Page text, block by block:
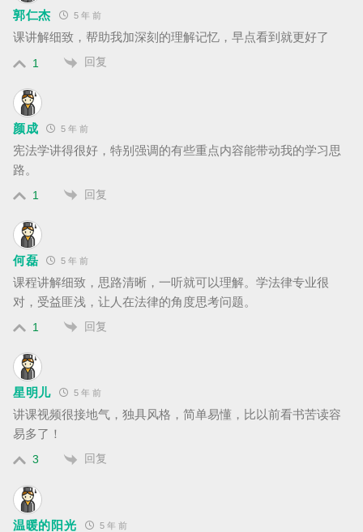
郭仁杰 5 年 前
课讲解细致，帮助我加深刻的理解记忆，早点看到就更好了
1 回复
颜成 5 年 前
宪法学讲得很好，特别强调的有些重点内容能带动我的学习思
路。
1 回复
何磊 5 年 前
课程讲解细致，思路清晰，一听就可以理解。学法律专业很
对，受益匪浅，让人在法律的角度思考问题。
1 回复
星明儿 5 年 前
讲课视频很接地气，独具风格，简单易懂，比以前看书苦读容
易多了！
3 回复
温暖的阳光 5 年 前